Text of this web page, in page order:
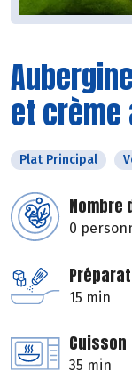
et
Plat Principal
Nombre
0
15 min
Cuisson
35 min